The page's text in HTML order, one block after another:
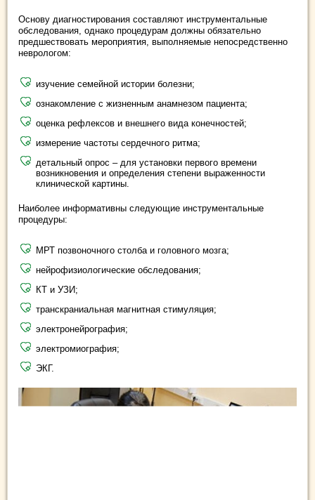
Основу диагностирования составляют инструментальные
обследования, однако процедурам должны обязательно
предшествовать мероприятия, выполняемые непосредственно
неврологом:
изучение семейной истории болезни;
ознакомление с жизненным анамнезом пациента;
оценка рефлексов и внешнего вида конечностей;
измерение частоты сердечного ритма;
детальный опрос – для установки первого времени
возникновения и определения степени выраженности
клинической картины.
Наиболее информативны следующие инструментальные
процедуры:
МРТ позвоночного столба и головного мозга;
нейрофизиологические обследования;
КТ и УЗИ;
транскраниальная магнитная стимуляция;
электронейрография;
электромиография;
ЭКГ.